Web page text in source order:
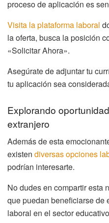
proceso de aplicación es
Visita la plataforma laboral
la oferta, busca la posición
«Solicitar Ahora».
Asegúrate de adjuntar tu
tu aplicación sea
Explorando
extranjero
Además de esta
existen diversas opciones
podrían interesarte.
No dudes en compartir esta
que puedan beneficiarse de
laboral en el sector